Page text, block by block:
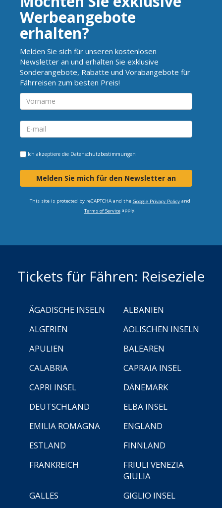
Werbeangebote
erhalten?
Melden Sie sich für unseren kostenlosen
Newsletter an und erhalten Sie exklusive
Sonderangebote, Rabatte und Vorabangebote für
Fährreisen zum besten Preis!
Ich akzeptiere die Datenschutzbestimmungen
Melden Sie mich für den Newsletter an
This site is protected by reCAPTCHA and the Google Privacy Policyand
Terms of Serviceapply.
Tickets für Fähren: Reiseziele
ÄGADISCHE INSELN
ALBANIEN
ALGERIEN
ÄOLISCHEN INSELN
APULIEN
BALEAREN
CALABRIA
CAPRAIA INSEL
CAPRI INSEL
DÄNEMARK
DEUTSCHLAND
ELBA INSEL
EMILIA ROMAGNA
ENGLAND
ESTLAND
FINNLAND
FRANKREICH
FRIULI VENEZIA
GIULIA
GALLES
GIGLIO INSEL